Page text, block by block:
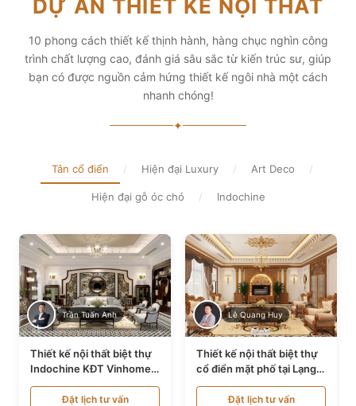
diện tích và thẩm mỹ
Xem chi tiết
DỰ ÁN THIẾT KẾ NỘI THẤT
10 phong cách thiết kế thịnh hành, hàng chục nghìn công
trình chất lượng cao, đánh giá sâu sắc từ kiến trúc sư, giúp
bạn có được nguồn cảm hứng thiết kế ngôi nhà một cách
nhanh chóng!
✦
Tân cổ điển / Hiện đại Luxury / Art Deco /
Hiện đại gỗ óc chó / Indochine
Trần Tuấn Anh
Thiết kế nội thất biệt thự
Indochine KĐT Vinhomes
Ocean Park NT24600
Đặt lịch tư vấn
Lê Quang Huy
Thiết kế nội thất biệt thự
cổ điển mặt phố tại Lạng
Sơn NT24534
Đặt lịch tư vấn